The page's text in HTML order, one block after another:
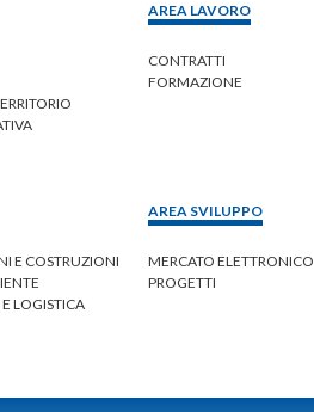
E COSTRUZIONI
LOGISTICA
AREA SVILUPPO
MERCATO ELETTRONICO
PROGETTI
AREA LAVORO
CONTRATTI
FORMAZIONE